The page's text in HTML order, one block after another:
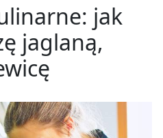
jak
jaglaną,